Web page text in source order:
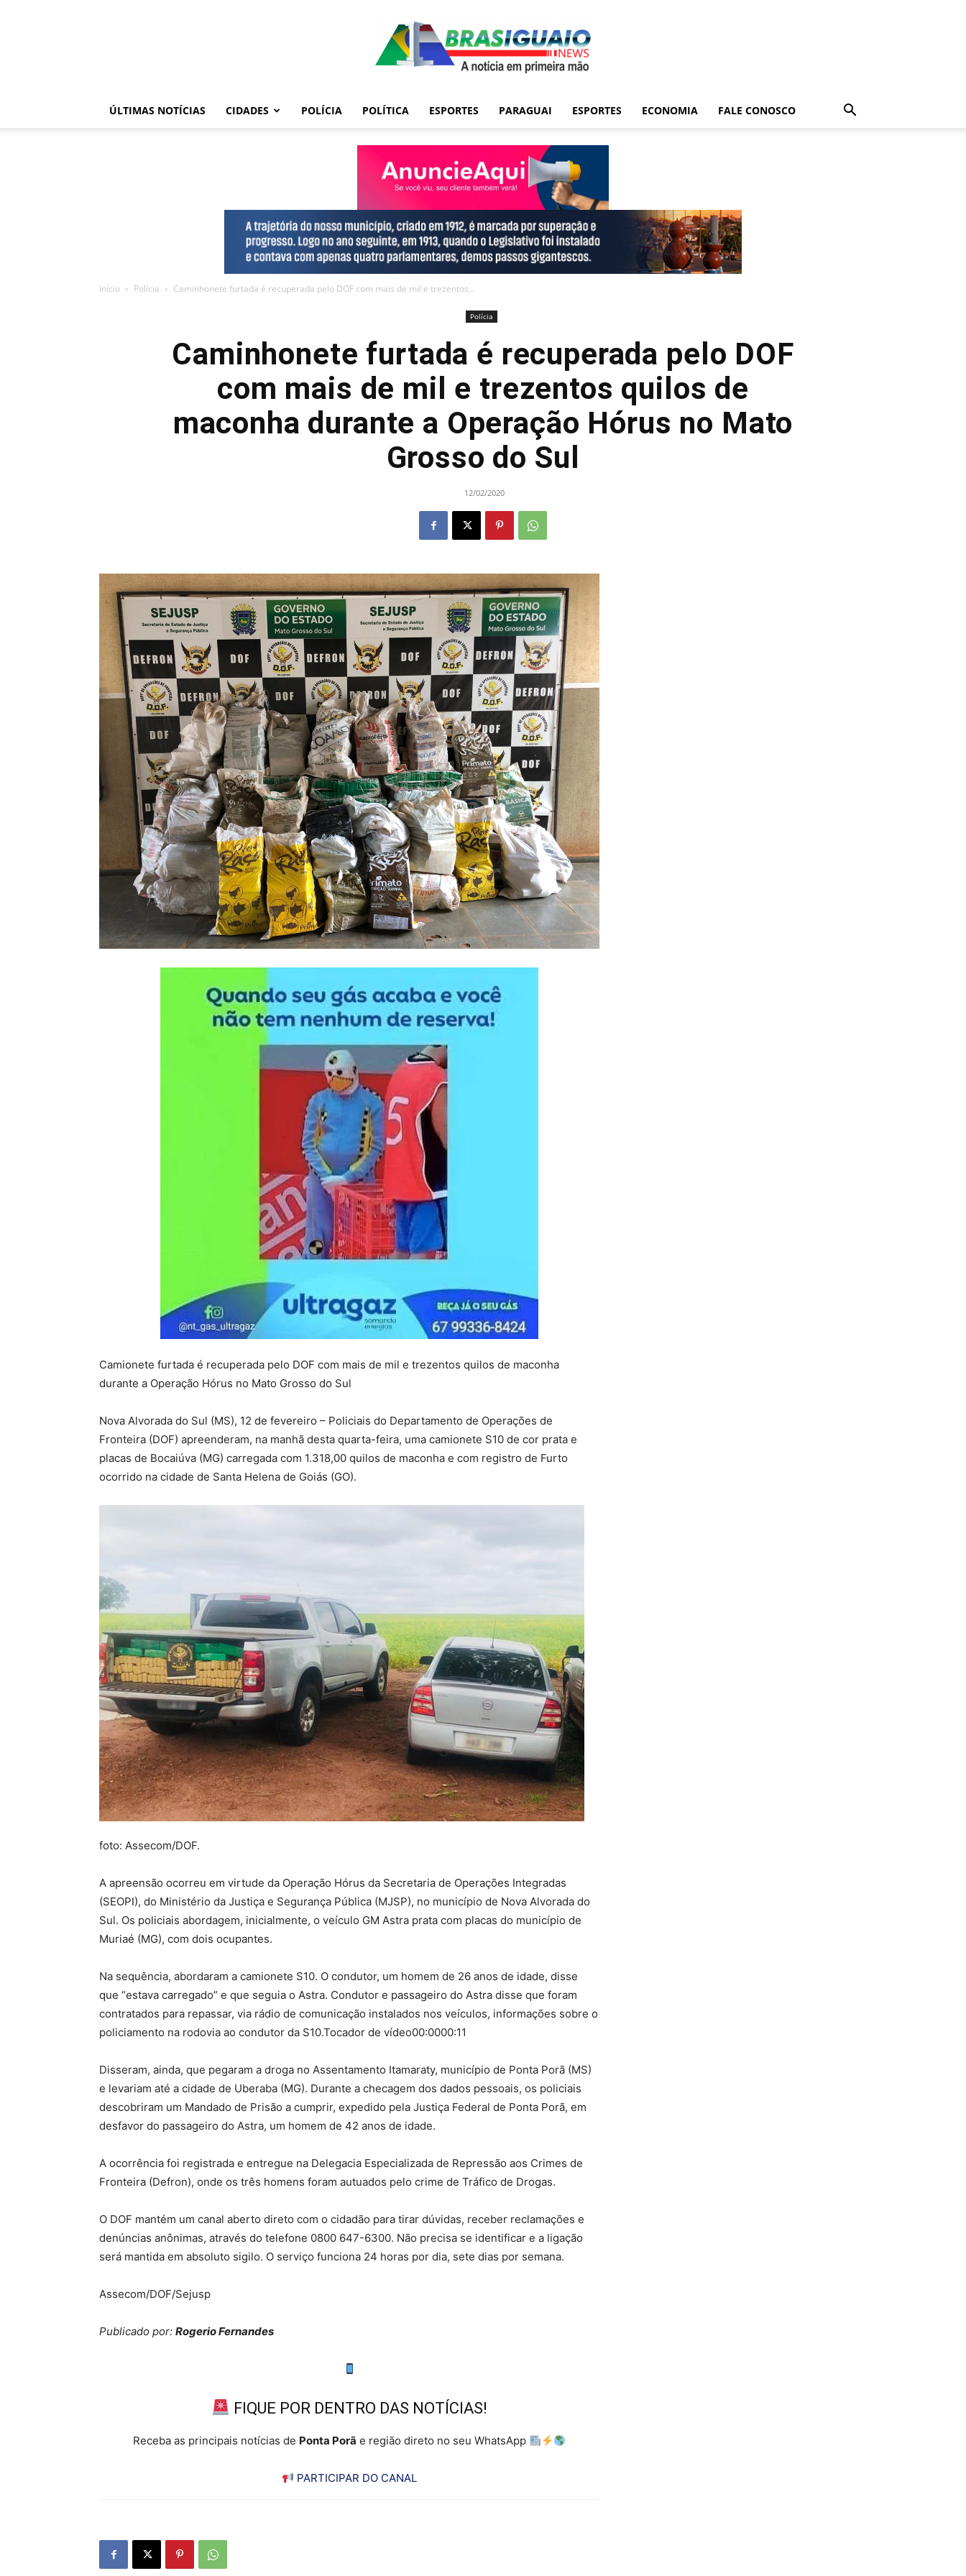
ÚLTIMAS NOTÍCIAS CIDADES POLÍCIA POLÍTICA ESPORTES PARAGUAI ESPORTES ECONOMIA FALE CONOSCO
Início Polícia Caminhonete furtada é recuperada pelo DOF com mais de mil e trezentos...
Polícia
Caminhonete furtada é recuperada pelo DOF
com mais de mil e trezentos quilos de
maconha durante a Operação Hórus no Mato
Grosso do Sul
12/02/2020
Camionete furtada é recuperada pelo DOF com mais de mil e trezentos quilos de maconha
durante a Operação Hórus no Mato Grosso do Sul
Nova Alvorada do Sul (MS), 12 de fevereiro – Policiais do Departamento de Operações de
Fronteira (DOF) apreenderam, na manhã desta quarta-feira, uma camionete S10 de cor prata e
placas de Bocaiúva (MG) carregada com 1.318,00 quilos de maconha e com registro de Furto
ocorrido na cidade de Santa Helena de Goiás (GO).
foto: Assecom/DOF.
A apreensão ocorreu em virtude da Operação Hórus da Secretaria de Operações Integradas
(SEOPI), do Ministério da Justiça e Segurança Pública (MJSP), no município de Nova Alvorada do
Sul. Os policiais abordagem, inicialmente, o veículo GM Astra prata com placas do município de
Muriaé (MG), com dois ocupantes.
Na sequência, abordaram a camionete S10. O condutor, um homem de 26 anos de idade, disse
que “estava carregado” e que seguia o Astra. Condutor e passageiro do Astra disse que foram
contratados para repassar, via rádio de comunicação instalados nos veículos, informações sobre o
policiamento na rodovia ao condutor da S10.Tocador de vídeo00:0000:11
Disseram, ainda, que pegaram a droga no Assentamento Itamaraty, município de Ponta Porã (MS)
e levariam até a cidade de Uberaba (MG). Durante a checagem dos dados pessoais, os policiais
descobriram um Mandado de Prisão a cumprir, expedido pela Justiça Federal de Ponta Porã, em
desfavor do passageiro do Astra, um homem de 42 anos de idade.
A ocorrência foi registrada e entregue na Delegacia Especializada de Repressão aos Crimes de
Fronteira (Defron), onde os três homens foram autuados pelo crime de Tráfico de Drogas.
O DOF mantém um canal aberto direto com o cidadão para tirar dúvidas, receber reclamações e
denúncias anônimas, através do telefone 0800 647-6300. Não precisa se identificar e a ligação
será mantida em absoluto sigilo. O serviço funciona 24 horas por dia, sete dias por semana.
Assecom/DOF/Sejusp
Publicado por: Rogerio Fernandes
FIQUE POR DENTRO DAS NOTÍCIAS!
Receba as principais notícias de Ponta Porã e região direto no seu WhatsApp
PARTICIPAR DO CANAL